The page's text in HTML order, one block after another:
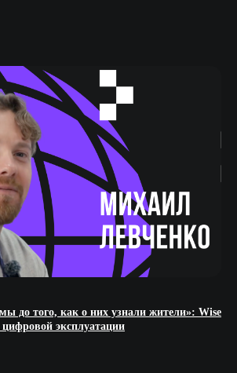
до того, как о них узнали жители»: Wise
эксплуатации